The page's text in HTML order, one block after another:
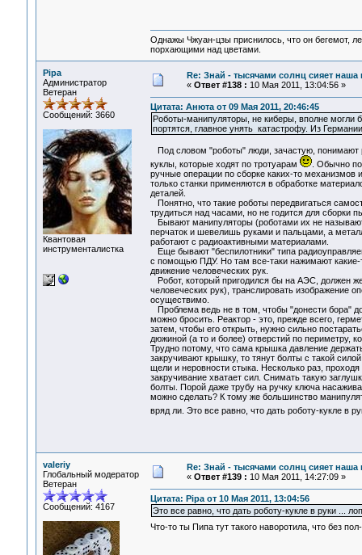
Однажы Чжуан-цзы приснилось, что он бегемот,
порхающими над цветами.
Pipa
Администратор
Ветеран
Сообщений: 3660
Квантовая
инструменталистка
Re: Знай - тысячами солнц сияет наша
« Ответ #138 : 10 Мая 2011, 13:04:56 »
Цитата: Анюта от 09 Мая 2011, 20:46:45
Роботы-манипуляторы, не киберы, вполне могли
портятся, главное унять катастрофу. Из
Под словом "роботы" люди, зачастую, понимают
куклы, которые ходят по тротуарам
. Обычно
ручные операции по сборке каких-то
только станки применяются в обработке
деталей.
Понятно, что такие роботы передвигаться
трудиться над часами, но не годится для сборки
Бывают манипуляторы (роботами их не
перчаток и шевелишь руками и пальцами, а
работают с радиоактивными материалами.
Еще бывают "беспилотники" типа
с помощью ПДУ. Но там все-таки нажимают
движение человеческих рук.
Робот, который пригодился бы на АЭС, должен
человеческих рук), транслировать изображение
осуществимо.
Проблема ведь не в том, чтобы "донести бора"
можно бросить. Реактор - это, прежде всего,
затем, чтобы его открыть, нужно сильно
дюжиной (а то и более) отверстий по периметру,
Трудно потому, что сама крышка давление
закручивают крышку, то тянут болты с такой
щели и неровности стыка. Несколько раз,
закручивание хватает сил. Снимать такую
болты. Порой даже трубу на ручку ключа
можно сделать? К тому же большинство
вряд ли. Это все равно, что дать роботу-кукле в
valeriy
Глобальный модератор
Ветеран
Сообщений: 4167
Re: Знай - тысячами солнц сияет наша
« Ответ #139 : 10 Мая 2011, 14:27:09 »
Цитата: Pipa от 10 Мая 2011, 13:04:56
Это все равно, что дать роботу-кукле в руки ...
Что-то ты Пипа тут такого наворотила, что без